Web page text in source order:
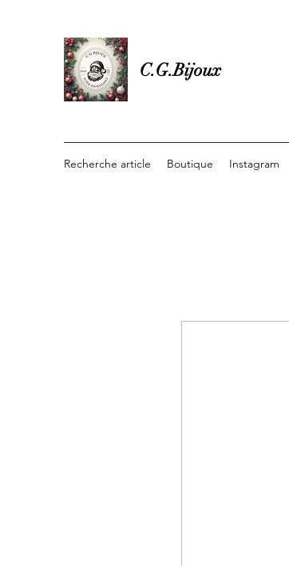
C.G.Bijoux
Recherche article Boutique Instagram